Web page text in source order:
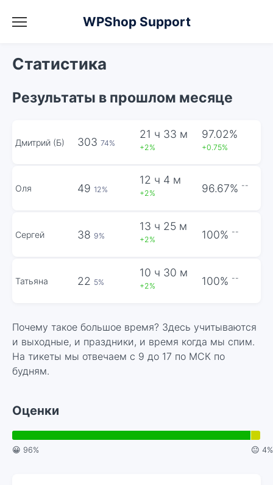
WPShop Support
Статистика
Результаты в прошлом месяце
Дмитрий (Б) 303 74%
21 ч 33 м
+2%
97.02%
+0.75%
Оля 49 12%
12 ч 4 м
+2% 96.67% --
Сергей 38 9%
13 ч 25 м
+2% 100% --
Татьяна 22 5%
10 ч 30 м
+2% 100% --
Почему такое большое время? Здесь учитываются
и выходные, и праздники, и время когда мы спим.
На тикеты мы отвечаем с 9 до 17 по МСК по
будням.
Оценки
😀 96% 😐 4%